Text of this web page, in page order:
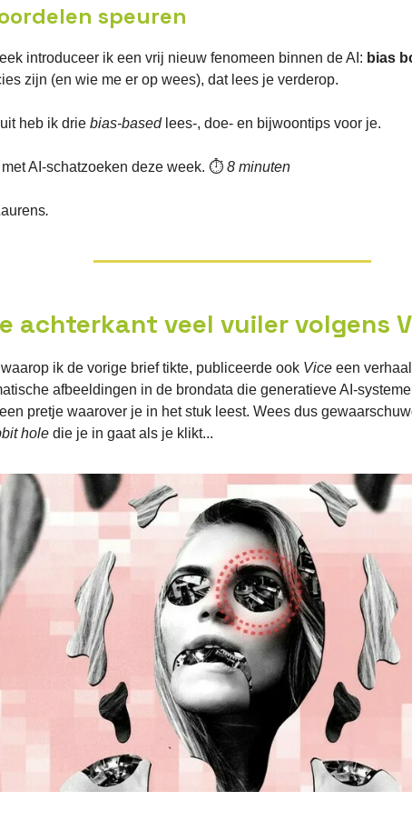
speuren
introduceer ik een vrij nieuw fenomeen binnen de AI: bias
zijn (en wie me er op wees), dat lees je verderop.
heb ik drie bias-basedlees-, doe- en bijwoontips voor je.
AI-schatzoeken deze week. ⏱ 8 minuten
.
achterkant veel vuiler volgens
ik de vorige brief tikte, publiceerde ook Vice een
afbeeldingen in de brondata die generatieve AI-
pretje waarover je in het stuk leest. Wees dus
hole die je in gaat als je klikt...